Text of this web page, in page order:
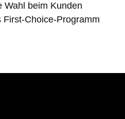
Wahl beim Kunden
Choice-Programm